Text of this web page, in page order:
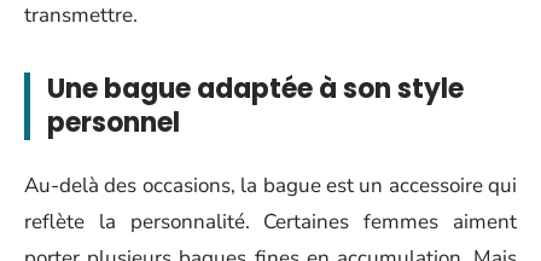
transmettre.
Une bague adaptée à son style
personnel
Au-delà des occasions, la bague est un accessoire qui
reflète la personnalité. Certaines femmes aiment